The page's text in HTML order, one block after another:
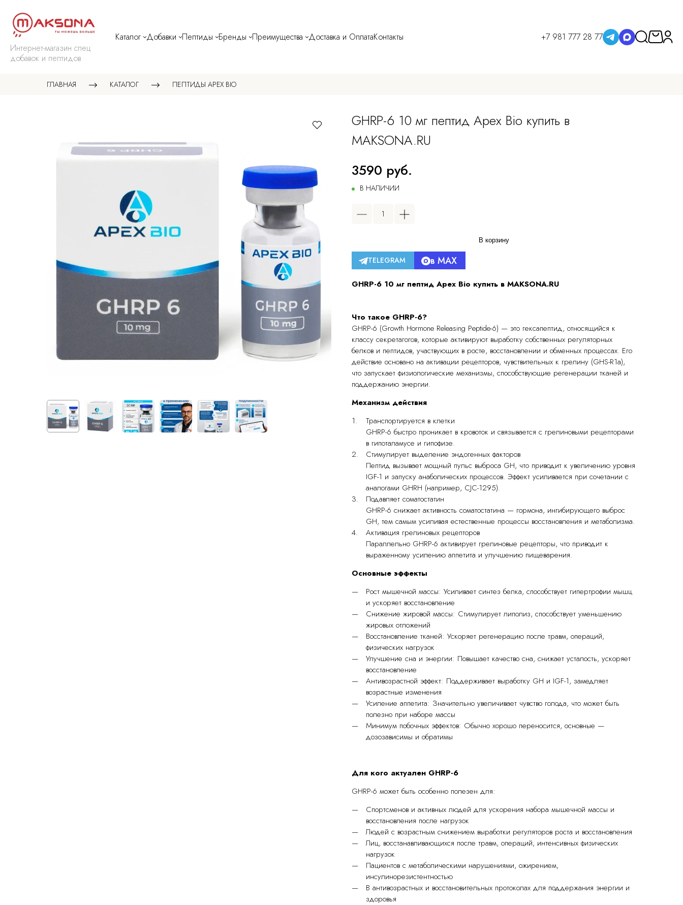
Интернет-магазин спец
добавок и пептидов
Каталог Добавки Пептиды Бренды Преимущества Доставка и ОплатаКонтакты +7 981 777 28 77
ГЛАВНАЯ КАТАЛОГ ПЕПТИДЫ APEX BIO
GHRP-6 10 мг пептид Apex Bio купить в
MAKSONA.RU
3590 руб.
В НАЛИЧИИ
В корзину
TELEGRAM в MAX
GHRP-6 10 мг пептид Apex Bio купить в MAKSONA.RU
Что такое GHRP-6?
GHRP-6 (Growth Hormone Releasing Peptide-6) — это гексапептид, относящийся к
классу секретагогов, которые активируют выработку собственных регуляторных
белков и пептидов, участвующих в росте, восстановлении и обменных процессах. Его
действие основано на активации рецепторов, чувствительных к грелину (GHS-R1a),
что запускает физиологические механизмы, способствующие регенерации тканей и
поддержанию энергии.
Механизм действия
Транспортируется в клетки
GHRP-6 быстро проникает в кровоток и связывается с грелиновыми рецепторами
в гипоталамусе и гипофизе.
Стимулирует выделение эндогенных факторов
Пептид вызывает мощный пульс выброса GH, что приводит к увеличению уровня
IGF-1 и запуску анаболических процессов. Эффект усиливается при сочетании с
аналогами GHRH (например, CJC-1295).
Подавляет соматостатин
GHRP-6 снижает активность соматостатина — гормона, ингибирующего выброс
GH, тем самым усиливая естественные процессы восстановления и метаболизма.
Активация грелиновых рецепторов
Параллельно GHRP-6 активирует грелиновые рецепторы, что приводит к
выраженному усилению аппетита и улучшению пищеварения.
Основные эффекты
Рост мышечной массы: Усиливает синтез белка, способствует гипертрофии мышц
и ускоряет восстановление
Снижение жировой массы: Стимулирует липолиз, способствует уменьшению
жировых отложений
Восстановление тканей: Ускоряет регенерацию после травм, операций,
физических нагрузок
Улучшение сна и энергии: Повышает качество сна, снижает усталость, ускоряет
восстановление
Антивозрастной эффект: Поддерживает выработку GH и IGF-1, замедляет
возрастные изменения
Усиление аппетита: Значительно увеличивает чувство голода, что может быть
полезно при наборе массы
Минимум побочных эффектов: Обычно хорошо переносится, основные —
дозозависимы и обратимы
Для кого актуален GHRP-6
GHRP-6 может быть особенно полезен для:
Спортсменов и активных людей для ускорения набора мышечной массы и
восстановления после нагрузок
Людей с возрастным снижением выработки регуляторов роста и восстановления
Лиц, восстанавливающихся после травм, операций, интенсивных физических
нагрузок
Пациентов с метаболическими нарушениями, ожирением,
инсулинорезистентностью
В антивозрастных и восстановительных протоколах для поддержания энергии и
здоровья